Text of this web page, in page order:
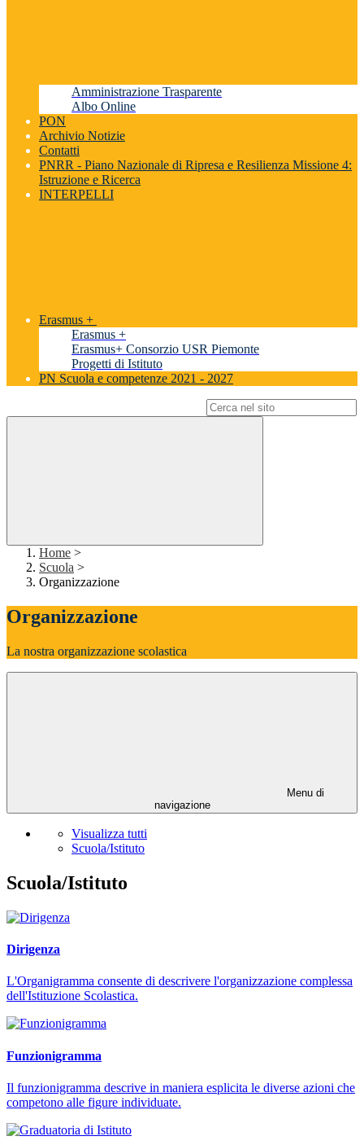
Amministrazione Trasparente
Albo Online
PON
Archivio Notizie
Contatti
PNRR - Piano Nazionale di Ripresa e Resilienza Missione 4:
Istruzione e Ricerca
INTERPELLI
Erasmus +
Erasmus +
Erasmus+ Consorzio USR Piemonte
Progetti di Istituto
PN Scuola e competenze 2021 - 2027
Home >
Scuola >
Organizzazione
Organizzazione
La nostra organizzazione scolastica
Menu di
navigazione
Visualizza tutti
Scuola/Istituto
Scuola/Istituto
Dirigenza
L'Organigramma consente di descrivere l'organizzazione complessa
dell'Istituzione Scolastica.
Funzionigramma
Il funzionigramma descrive in maniera esplicita le diverse azioni che
competono alle figure individuate.